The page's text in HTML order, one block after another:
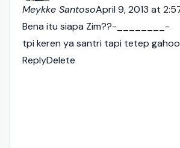
Meykke SantosoApril 9, 2013 at
Bena itu siapa Zim??-________-
tpi keren ya santri tapi tetep
ReplyDelete